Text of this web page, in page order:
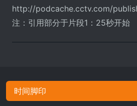
http://podcache.cctv.com/
注：引用部分于片段1：25秒开始
时间脚印